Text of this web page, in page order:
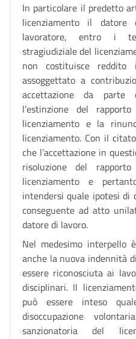
In particolare il predetto
licenziamento il
lavoratore, entro i
stragiudiziale del
non costituisce
assoggettato a
accettazione da parte
l’estinzione del
licenziamento e la
licenziamento. Con il
che l’accettazione in
risoluzione del
licenziamento e
intendersi quale ipotesi di
conseguente ad atto
datore di lavoro.
Nel medesimo interpello
anche la nuova indennità
essere riconosciuta ai
disciplinari. Il
può essere inteso
disoccupazione
sanzionatoria del